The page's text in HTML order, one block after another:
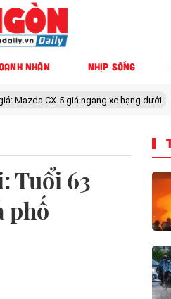
NHÂN NHỊP SỐNG
xe hạng dưới Nhân chứng
Tuổi 63
phố